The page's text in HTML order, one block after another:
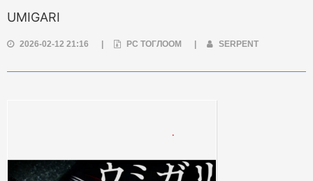
UMIGARI
2026-02-12 21:16 PC ТОГЛООМ SERPENT